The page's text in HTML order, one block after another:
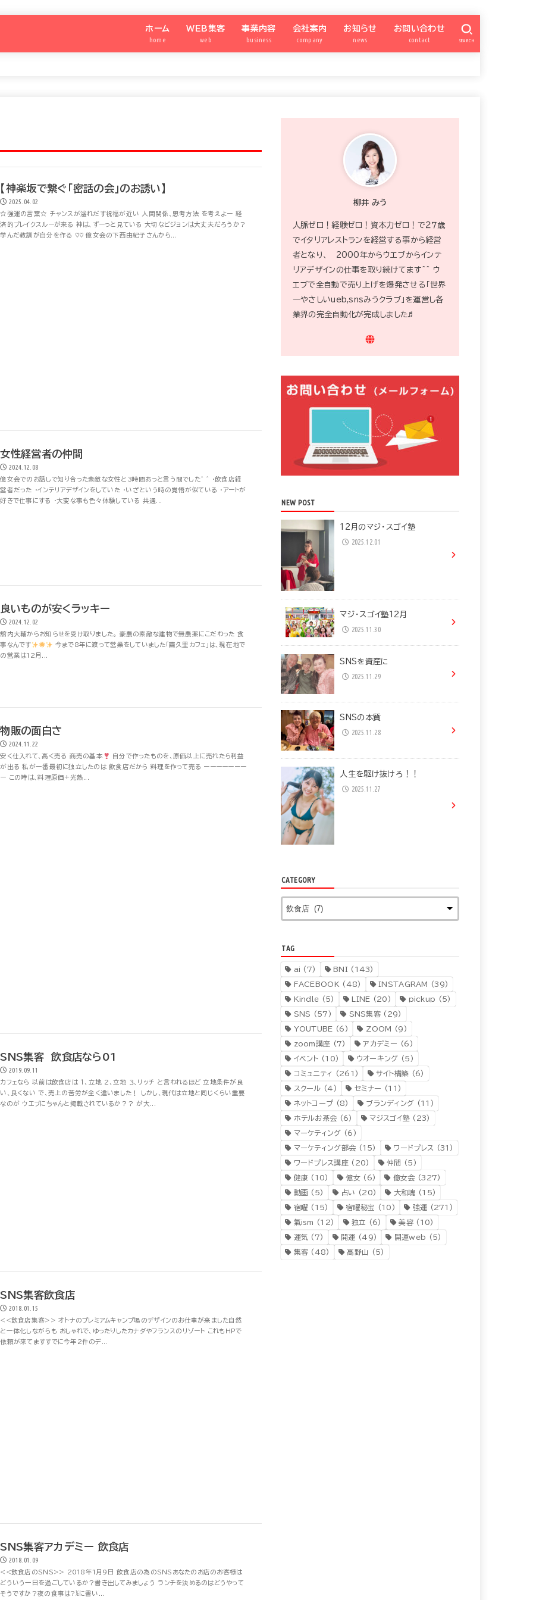
ホーム
home
WEB集客
web
事業内容
business
会社案内
company
お知らせ
news
お問い合わせ
contact SEARCH
【神楽坂で繋ぐ「密話の会」のお誘い】
2025.04.02
☆強運の言葉☆ チャンスが溢れだす祝福が近い 人間関係、思考方法 を考えよー 経
済的プレイクスルーが来る 神は、ずーっと見ている 大切なビジョンは大丈夫だろうか？
学んだ教訓が自分を作る ♡♡ 億女会の下西由紀子さんから...
女性経営者の仲間
2024.12.08
億女会でのお話しで知り合った素敵な女性と3時間あっと言う間でした^ ^ ・飲食店経
営者だった ・インテリアデザインをしていた ・いざという時の覚悟が似ている ・アートが
好きで仕事にする ・大変な事も色々体験している 共通...
良いものが安くラッキー
2024.12.02
舘内大輔からお知らせを受け取りました。 豪農の素敵な建物で無農薬にこだわった 食
事なんです
今まで8年に渡って営業をしていました「繭久里カフェ」は、現在地で
の営業は12月...
物販の面白さ
2024.11.22
安く仕入れて、高く売る 商売の基本
自分で作ったものを、原価以上に売れたら利益
が出る 私が一番最初に独立したのは 飲食店だから 料理を作って売る ーーーーーーー
ー この時は、料理原価+光熱...
SNS集客 飲食店なら01
2019.09.11
カフェなら 以前は飲食店は １、立地 ２、立地 ３、リッチ と言われるほど 立地条件が良
い、良くない で、売上の苦労が全く違いました！ しかし、現代は立地と同じくらい重要
なのが ウエブにちゃんと掲載されているか？？ が大...
SNS集客飲食店
2018.01.15
<<飲食店集客>> オトナのプレミアムキャンプ場のデザインのお仕事が来ました自然
と一体化しながらも おしゃれで、ゆったりしたカナダやフランスのリゾート これもHPで
依頼が来てますすでに今年2件のデ...
SNS集客アカデミー 飲食店
2018.01.09
<<飲食店のSNS>> 2018年1月9日 飲食店の為のSNSあなたのお店のお客様は
どういう一日を過ごしているか？書き出してみましょう ランチを決めるのはどうやって
そうですか？夜の食事は?⅕に書い...
柳井 みう
人脈ゼロ！経験ゼロ！資本力ゼロ！で２７歳
でイタリアレストランを経営する事から経営
者となり、 2000年からウエブからインテ
リアデザインの仕事を取り続けてます^^ ウ
エブで全自動で売り上げを爆発させる「世界
一やさしいueb,snsみうクラブ」を運営し各
業界の完全自動化が完成しました♬
NEW POST
12月のマジ・スゴイ塾
2025.12.01
マジ・スゴイ塾12月
2025.11.30
SNSを資産に
2025.11.29
SNSの本質
2025.11.28
人生を駆け抜けろ！！
2025.11.27
CATEGORY
TAG
ai (7) BNI(143)
FACEBOOK (48) INSTAGRAM (39)
Kindle (5) LINE (20) pickup (5)
SNS (57) SNS集客 (29)
YOUTUBE (6) ZOOM (9)
zoom講座 (7) アカデミー (6)
イベント (10) ウオーキング (5)
コミュニティ (261) サイト構築 (6)
スクール (4) セミナー (11)
ネットコープ (8) ブランディング (11)
ホテルお茶会 (6) マジスゴイ塾 (23)
マーケティング (6)
マーケティング部会 (15) ワードプレス (31)
ワードプレス講座(20) 仲間 (5)
健康 (10) 億女(6) 億女会 (327)
動画 (5) 占い (20) 大和魂 (15)
宿曜 (15) 宿曜秘宝 (10) 強運 (271)
氣ism (12) 独立 (6) 美容 (10)
運気 (7) 開運 (49) 開運web (5)
集客 (48) 高野山 (5)